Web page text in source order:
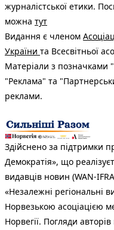
журналістської етики.
можна тут
Видання є членом
України та Всесвітньої
Матеріали з позначками
"Реклама" та
реклами.
Здійснено за підтримки
Демократія», що
видавців новин (WAN-
«Незалежні регіональні
Норвезькою асоціацією
Норвегії. Погляди